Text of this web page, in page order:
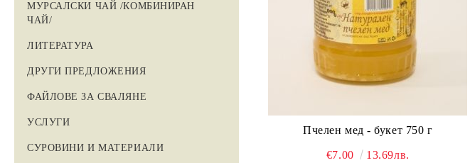
Козметика за лице
BhBp балсам за устни
Пасти за зъби с прополис
МУРСАЛСКИ ЧАЙ /КОМБИНИРАН
ЧАЙ/
ЛИТЕРАТУРА
ДРУГИ ПРЕДЛОЖЕНИЯ
ФАЙЛОВЕ ЗА СВАЛЯНЕ
УСЛУГИ
СУРОВИНИ И МАТЕРИАЛИ
Пчелен мед - букет 750 г
€7.00 13.69лв.